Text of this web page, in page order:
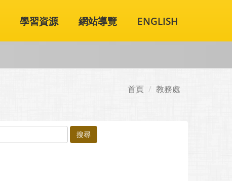
學習資源 網站導覽 ENGLISH
首頁 教務處
搜尋